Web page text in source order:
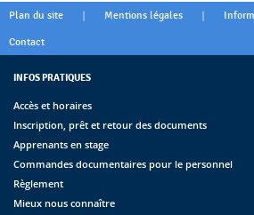
Plan du site | Mentions légales |
Contact
INFOS PRATIQUES
Accès et horaires
Inscription, prêt et retour des documents
Apprenants en stage
Commandes documentaires pour le personnel
Règlement
Mieux nous connaître